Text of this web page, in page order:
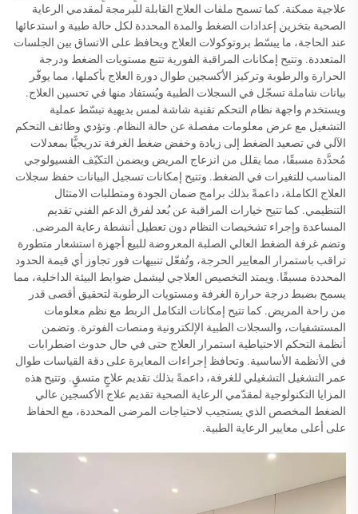
علاجية ممكنة. كما تسمح ملفات العلاج القابلة للبرمجة لمقدمي الرعاية
الصحية بتخزين إعدادات الضغط والمدة المحددة لكل حالة طبية و استدعائها
عند الحاجة، ما يبسّط بروتوكولات العلاج ويحافظ على الاتساق بين الجلسات
المتعددة. وتتيح إمكانات المراقبة الفورية تتبع مستويات الضغط ودرجة
الحرارة والرطوبة وتركيز الأكسجين طوال دورة العلاج بأكملها، مما يوفّر
بيانات شاملة تسجّل في السجلات الطبية ويُستفاد منها في تحسين العلاج.
ويستخدم واجهة نظام التحكم تقنية شاشة لمس بديهية تبسّط عملية
التشغيل مع عرض معلومات مفصلة عن حالة النظام. وتؤدي وظائف التحكم
الآلي في تصعيد الضغط إلى زيادة وخفض ضغط الغرفة تدريجيًّا بمعدلات
مُحدَّدة مسبقًا، مما يقلل من انزعاج المريض ويضمن التكيّف الفسيولوجي
المناسب للتغيرات في الضغط. وتتيح إمكانات تسجيل البيانات حفظ سجلات
العلاج الكاملة، داعمةً بذلك برامج ضمان الجودة ومتطلبات الامتثال
التنظيمي. كما تتيح خيارات المراقبة عن بُعد لفرق الدعم الفني تقديم
المساعدة وإجراء تشخيصات النظام دون تعطيل أنشطة رعاية المرضى.
وتضم غرفة الضغط العالي الصلبة المعروضة للبيع أجهزة استشعار متطورة
تراقب باستمرار المعايير الحرجة، وتُفعّل تنبيهات فور تجاوز أي قيمة الحدود
المحددة مسبقًا. ويمتد التخصيص العلاجي ليشمل ضوابط البيئة الداخلية، مما
يسمح بضبط درجة حرارة الغرفة ومستويات الرطوبة لتحقيق أقصى قدر
من راحة المريض. كما تتيح إمكانات التكامل الربط مع نظم معلومات
المستشفيات، والسجلات الطبية الإلكترونية ومنصات الفوترة. وتضمن
أنظمة التحكم الاحتياطية استمرار العلاج حتى في حال حدوث اضطرابات
في الأنظمة الأساسية. وتحافظ إجراءات المعايرة على دقة القياسات طوال
عمر التشغيل التشغيلي للغرفة، داعمةً بذلك تقديم علاجٍ متسقٍ. وتتيح هذه
المزايا التكنولوجية لمقدّمي الرعاية الصحية تقديم علاج الأكسجين عالي
الضغط المخصص الذي يستجيب لاحتياجات المرضى المحددة، مع الحفاظ
على أعلى معايير الرعاية الطبية.